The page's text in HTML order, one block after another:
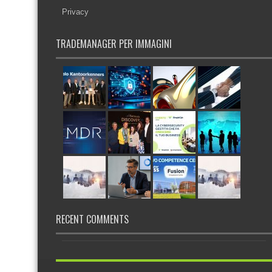
Privacy
TRADEMANAGER PER IMMAGINI
RECENT COMMENTS